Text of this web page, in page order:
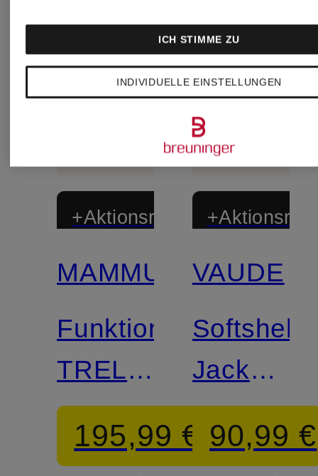
+Aktionsrabatt
Zertifiziert
MAMMUT
Funktionsjacke
TRELINE
LIGHT
HS195,99 €
Zertifiziert
VAUDE
Softshell-
Jacke
90,99 €
INDIVIDUELLE EINSTELLUNGEN
ICH STIMME ZU